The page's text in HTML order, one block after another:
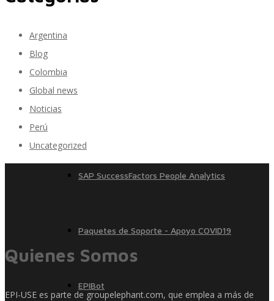
SAP SuccessFactors People Analytics
Paquetes de Soporte - Apoyo COVID19
EPIBot
Argentina
Blog
Colombia
Global news
Noticias
Perú
Uncategorized
Quienes Somos
EPI-USE es parte de groupelephant.com, que emplea a más de